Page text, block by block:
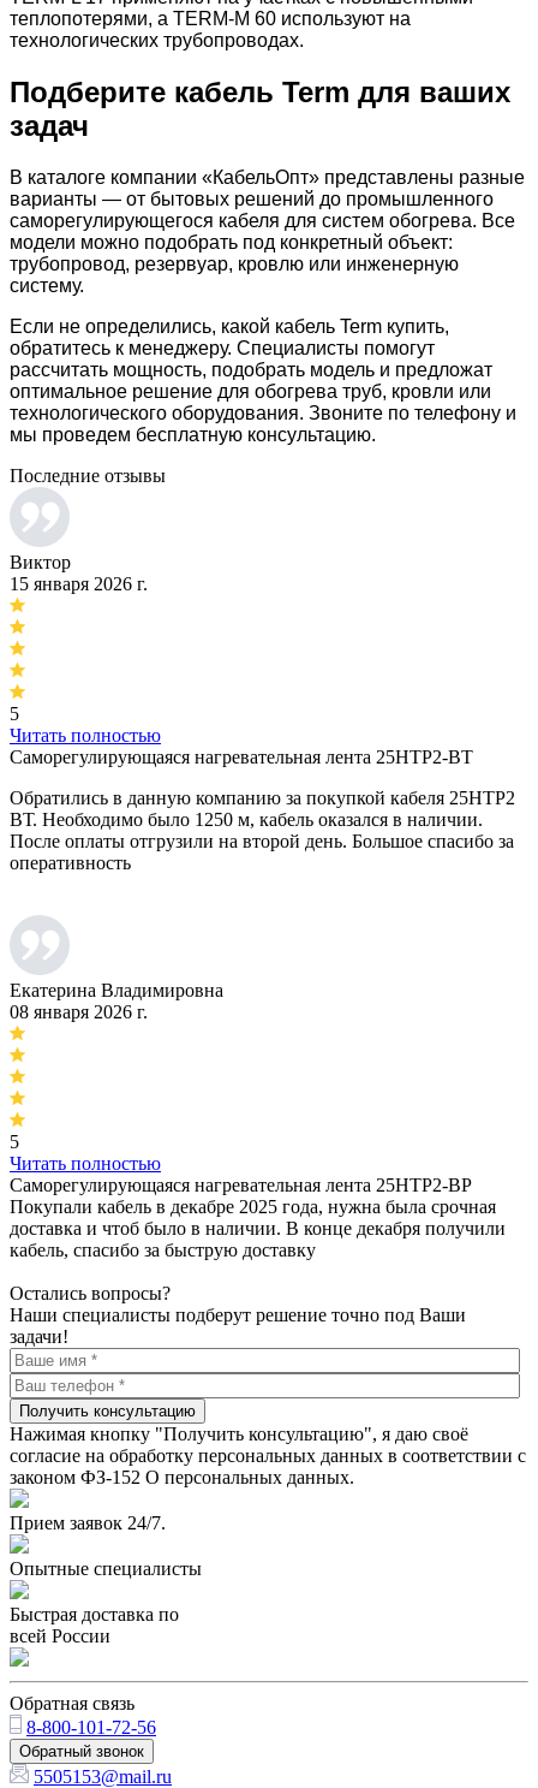
теплопотерями, а TERM-M 60 используют на
технологических трубопроводах.
Подберите кабель Term для ваших
задач
В каталоге компании «КабельОпт» представлены разные
варианты — от бытовых решений до промышленного
саморегулирующегося кабеля для систем обогрева. Все
модели можно подобрать под конкретный объект:
трубопровод, резервуар, кровлю или инженерную
систему.
Если не определились, какой кабель Term купить,
обратитесь к менеджеру. Специалисты помогут
рассчитать мощность, подобрать модель и предложат
оптимальное решение для обогрева труб, кровли или
технологического оборудования. Звоните по телефону и
мы проведем бесплатную консультацию.
Последние отзывы
Виктор
15 января 2026 г.
5
Читать полностью
Саморегулирующаяся нагревательная лента 25НТР2-ВТ
Обратились в данную компанию за покупкой кабеля 25НТР2
ВТ. Необходимо было 1250 м, кабель оказался в наличии.
После оплаты отгрузили на второй день. Большое спасибо за
оперативность
Екатерина Владимировна
08 января 2026 г.
5
Читать полностью
Саморегулирующаяся нагревательная лента 25НТР2-ВР
Покупали кабель в декабре 2025 года, нужна была срочная
доставка и чтоб было в наличии. В конце декабря получили
кабель, спасибо за быструю доставку
Остались вопросы?
Наши специалисты подберут решение точно под Ваши
задачи!
Получить консультацию
Нажимая кнопку "Получить консультацию", я даю своё
согласие на обработку персональных данных в соответствии с
законом ФЗ-152 О персональных данных.
Прием заявок 24/7.
Опытные специалисты
Быстрая доставка по
всей России
Обратная связь
8-800-101-72-56
Обратный звонок
5505153@mail.ru